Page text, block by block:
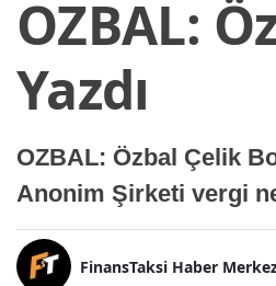
OZBAL:
Yazdı
OZBAL: Özbal Çelik
Anonim Şirketi vergi
FinansTaksi Haber